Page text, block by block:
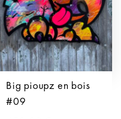
Big pioupz en bois
#09